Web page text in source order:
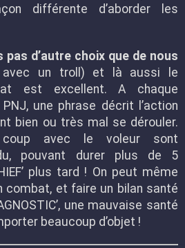
différente d’aborder les
pas d’autre choix que de nous
avec un troll) et là aussi le
est excellent. A chaque
une phrase décrit l’action
bien ou très mal se dérouler.
avec le voleur sont
pouvant durer plus de 5
plus tard ! On peut même
combat, et faire un bilan santé
une mauvaise santé
beaucoup d’objet !